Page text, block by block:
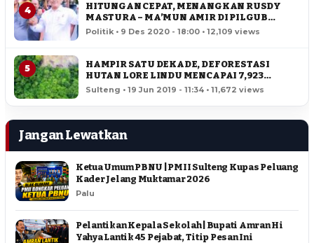
4
HITUNGAN CEPAT, MENANGKAN RUSDY
MASTURA – MA’MUN AMIR DI PILGUB
SULTENG
Politik • 9 Des 2020 - 18:00 • 12,109 views
5
HAMPIR SATU DEKADE, DEFORESTASI
HUTAN LORE LINDU MENCAPAI 7,923
HEKTAR
Sulteng • 19 Jun 2019 - 11:34 • 11,672 views
Jangan Lewatkan
Ketua Umum PBNU | PMII Sulteng Kupas Peluang
Kader Jelang Muktamar 2026
Palu
Pelantikan Kepala Sekolah | Bupati Amran Hi
Yahya Lantik 45 Pejabat, Titip Pesan Ini